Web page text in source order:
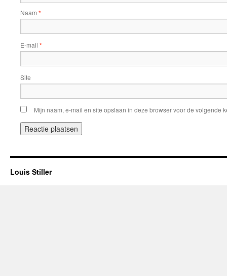
Naam *
E-mail *
Site
Mijn naam, e-mail en site opslaan in deze browser voor de volgende
Louis Stiller